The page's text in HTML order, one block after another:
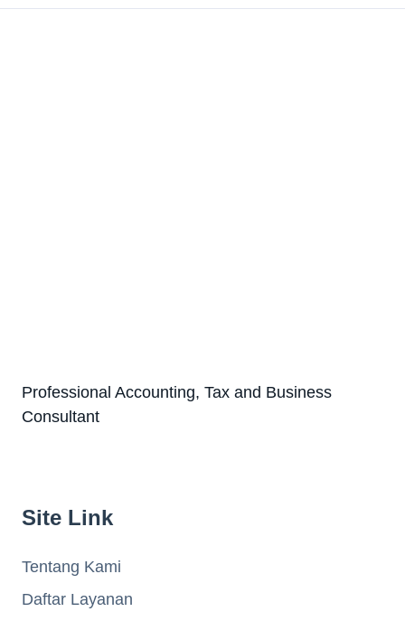
Professional Accounting, Tax and Business
Consultant
Site Link
Tentang Kami
Daftar Layanan